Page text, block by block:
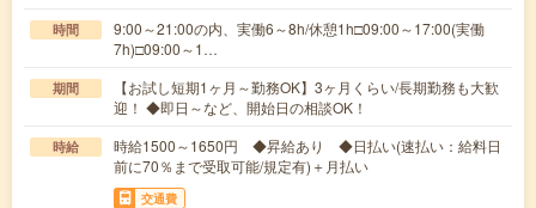
時間
9:00～21:00の内、実働6～8h/休憩1h□09:00～17:00(実働
7h)□09:00～1…
期間
【お試し短期1ヶ月～勤務OK】3ヶ月くらい/長期勤務も大歓
迎！ ◆即日～など、開始日の相談OK！
時給
時給1500～1650円 ◆昇給あり ◆日払い(速払い：給料日
前に70％まで受取可能/規定有)＋月払い
交通費